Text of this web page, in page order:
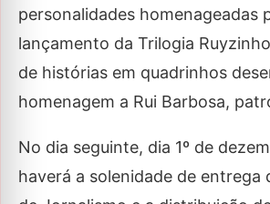
personalidades homenageadas
lançamento da Trilogia
de histórias em quadrinhos
homenagem a Rui Barbosa,
No dia seguinte, dia 1º de
haverá a solenidade de entrega